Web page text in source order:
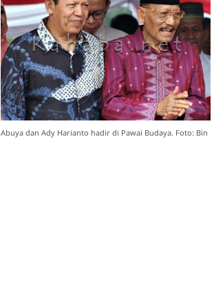
Abuya dan Ady Harianto hadir di Pawai Budaya. Foto: Bin